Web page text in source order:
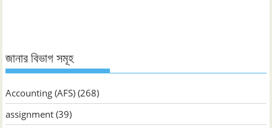
জানার বিভাগ সমূহ
Accounting (AFS) (268)
assignment (39)